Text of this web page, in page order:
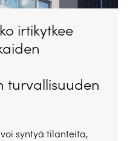
irtikytkee
turvallisuuden
syntyä tilanteita,